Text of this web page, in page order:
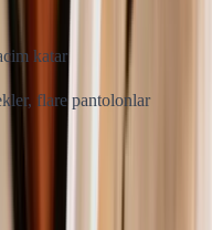
katar
flare pantolonlar